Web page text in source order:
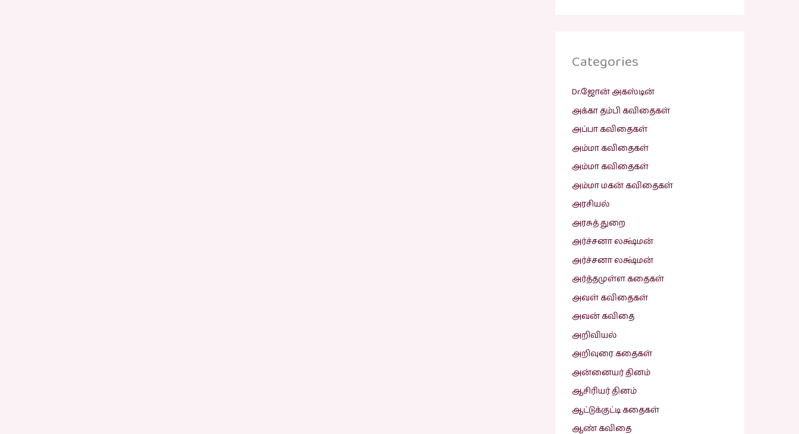
Categories
Dr.ஜோன் அகஸ்டின்
அக்கா தம்பி கவிதைகள்
அப்பா கவிதைகள்
அம்மா கவிதைகள்
அம்மா கவிதைகள்
அம்மா மகன் கவிதைகள்
அரசியல்
அரசுத் துறை
அர்ச்சனா லக்ஷ்மன்
அர்ச்சனா லக்ஷ்மன்
அர்த்தமுள்ள கதைகள்
அவள் கவிதைகள்
அவன் கவிதை
அறிவியல்
அறிவுரை கதைகள்
அன்னையர் தினம்
ஆசிரியர் தினம்
ஆட்டுக்குட்டி கதைகள்
ஆண் கவிதை